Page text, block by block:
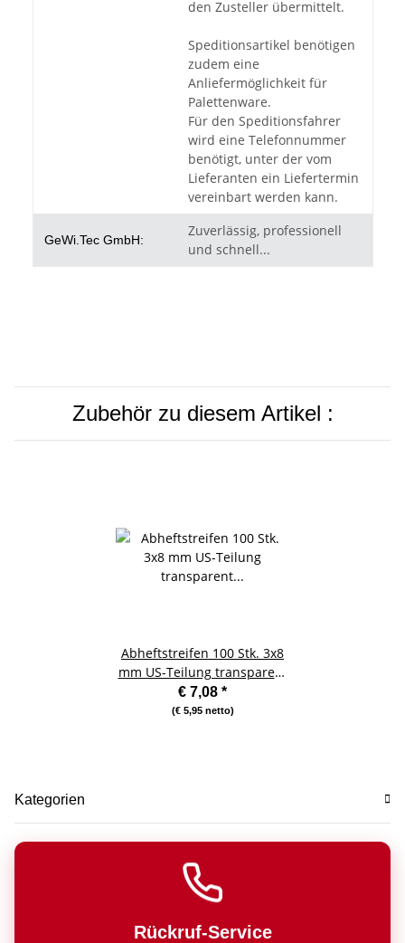
den Zusteller übermittelt.
Speditionsartikel benötigen
zudem eine
Anliefermöglichkeit für
Palettenware.
Für den Speditionsfahrer
wird eine Telefonnummer
benötigt, unter der vom
Lieferanten ein Liefertermin
vereinbart werden kann.
GeWi.Tec GmbH:
Zuverlässig, professionell
und schnell...
Zubehör zu diesem Artikel :
Abheftstreifen 100 Stk. 3x8
mm US-Teilung transparent
Plastikbindung vorgestanzt
€ 7,08 *
(€ 5,95 netto)
Kategorien
Rückruf-Service